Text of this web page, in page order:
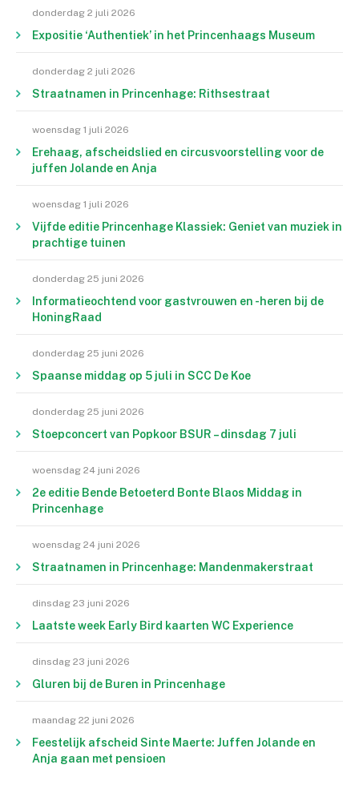
donderdag 2 juli 2026
Expositie ‘Authentiek’ in het Princenhaags Museum
donderdag 2 juli 2026
Straatnamen in Princenhage: Rithsestraat
woensdag 1 juli 2026
Erehaag, afscheidslied en circusvoorstelling voor de
juffen Jolande en Anja
woensdag 1 juli 2026
Vijfde editie Princenhage Klassiek: Geniet van muziek in
prachtige tuinen
donderdag 25 juni 2026
Informatieochtend voor gastvrouwen en -heren bij de
HoningRaad
donderdag 25 juni 2026
Spaanse middag op 5 juli in SCC De Koe
donderdag 25 juni 2026
Stoepconcert van Popkoor BSUR – dinsdag 7 juli
woensdag 24 juni 2026
2e editie Bende Betoeterd Bonte Blaos Middag in
Princenhage
woensdag 24 juni 2026
Straatnamen in Princenhage: Mandenmakerstraat
dinsdag 23 juni 2026
Laatste week Early Bird kaarten WC Experience
dinsdag 23 juni 2026
Gluren bij de Buren in Princenhage
maandag 22 juni 2026
Feestelijk afscheid Sinte Maerte: Juffen Jolande en
Anja gaan met pensioen